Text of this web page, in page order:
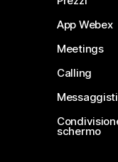
App Webex
Meetings
Calling
schermo